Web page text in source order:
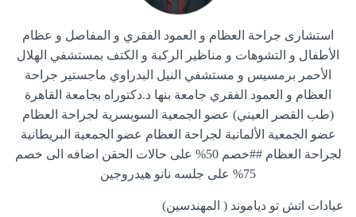
استشارى جراحة العظام و العمود الفقري و المفاصل و عظام
الأطفال و التشوهات و مناظير الركبة و الكتف بمستشفي الهلال
الأحمر برمسيس و مستشفي النيل البدراوي ماجستير جراحة
العظام و العمود الفقري جامعة بنها د.دكتوراه بجامعة القاهرة
(طب القصر العيني) عضو الجمعية السويسرية لجراحة العظام
عضو الجمعية الألمانية لجراحة العظام عضو الجمعية البريطانية
لجراحة العظام ##خصم 50% على حالات الحقن اضافه الى خصم
75% على جلسه نانو هيدروجين
عيادات اتش تو دياموند ( المهندسين)